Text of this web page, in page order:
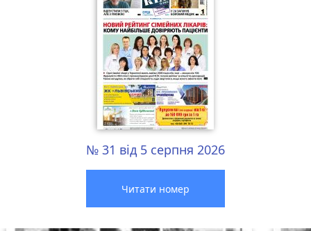
№ 31 від 5 серпня 2026
Читати номер